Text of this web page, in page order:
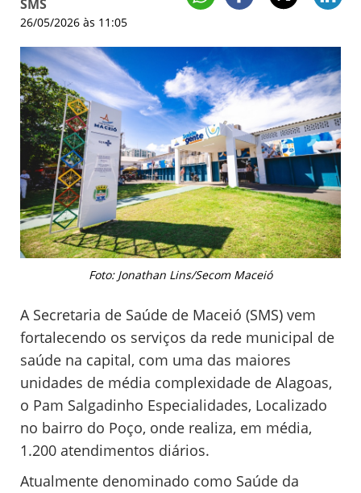
SMS
26/05/2026 às 11:05
Foto: Jonathan Lins/Secom Maceió
A Secretaria de Saúde de Maceió (SMS) vem
fortalecendo os serviços da rede municipal de
saúde na capital, com uma das maiores
unidades de média complexidade de Alagoas,
o Pam Salgadinho Especialidades, Localizado
no bairro do Poço, onde realiza, em média,
1.200 atendimentos diários.
Atualmente denominado como Saúde da